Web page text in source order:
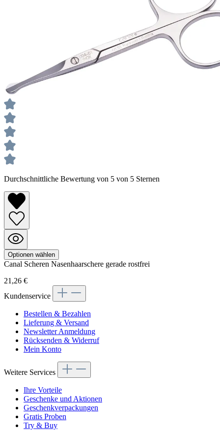
Durchschnittliche Bewertung von 5 von 5 Sternen
Optionen wählen
Canal Scheren Nasenhaarschere gerade rostfrei
21,26 €
Kundenservice
Bestellen & Bezahlen
Lieferung & Versand
Newsletter Anmeldung
Rücksenden & Widerruf
Mein Konto
Weitere Services
Ihre Vorteile
Geschenke und Aktionen
Geschenkverpackungen
Gratis Proben
Try & Buy